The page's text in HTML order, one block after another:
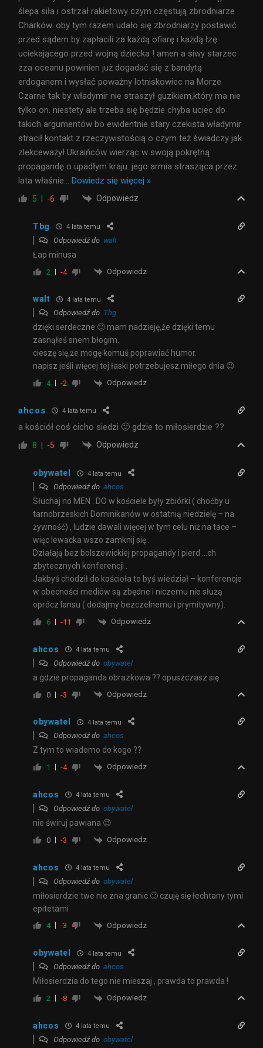
ślepa siła i ostrzał rakietowy czym częstują zbrodniarze
Charków. oby tym razem udało się zbrodniarzy postawić
przed sądem by zapłacili za każdą ofiarę i każdą łzę
uciekającego przed wojną dziecka ! amen a siwy starzec
zza oceanu powinien już dogadać się z bandytą
erdoganem i wysłać poważny lotniskowiec na Morze
Czarne tak by władymir nie straszył guzikiem,który ma nie
tylko on. niestety ale trzeba się będzie chyba uciec do
takich argumentów bo ewidentnie stary czekista władymir
stracił kontakt z rzeczywistością o czym też świadczy jak
zlekceważył Ukraińców wierząc w swoją pokrętną
propagandę o upadłym kraju. jego armia strasząca przez
lata właśnie
Dowiedz się więcej »
5 -6 Odpowiedz
Tbg 4 lata temu
Odpowiedź do walt
Łap minusa
2 -4 Odpowiedz
walt 4 lata temu
Odpowiedź do Tbg
dzięki serdeczne 🙂 mam nadzieję,że dzięki temu
zasnąłeś snem błogim.
cieszę się,że mogę komuś poprawiać humor.
napisz jeśli więcej tej łaski potrzebujesz.miłego dnia 😉
4 -2 Odpowiedz
ahcos 4 lata temu
a kościół coś cicho siedzi 🙂 gdzie to miłosierdzie ??
8 -5 Odpowiedz
obywatel 4 lata temu
Odpowiedź do ahcos
Słuchaj no MEN ..DO w kościele były zbiórki ( choćby u
tarnobrzeskich Dominikanów w ostatnią niedzielę – na
żywność) , ludzie dawali więcej w tym celu niż na tace –
więc lewacka wszo zamknij się .
Działają bez bolszewickiej propagandy i pierd …ch
zbytecznych konferencji .
Jakbyś chodził do kościoła to byś wiedział – konferencje
w obecności mediów są zbędne i niczemu nie służą
oprócz lansu ( dodajmy bezczelnemu i prymitywny).
6 -11 Odpowiedz
ahcos 4 lata temu
Odpowiedź do obywatel
a gdzie propaganda obrazkowa ?? opuszczasz się
0 -3 Odpowiedz
obywatel 4 lata temu
Odpowiedź do ahcos
Z tym to wiadomo do kogo ??
1 -4 Odpowiedz
ahcos 4 lata temu
Odpowiedź do obywatel
nie świruj pawiana 😉
0 -3 Odpowiedz
ahcos 4 lata temu
Odpowiedź do obywatel
miłosierdzie twe nie zna granic 🙂 czuję się łechtany tymi
epitetami
4 -3 Odpowiedz
obywatel 4 lata temu
Odpowiedź do ahcos
Miłosierdzia do tego nie mieszaj , prawda to prawda !
2 -8 Odpowiedz
ahcos 4 lata temu
Odpowiedź do obywatel